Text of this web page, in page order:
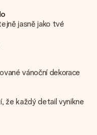
jasně jako tvé
vánoční dekorace
že každý detail vynikne